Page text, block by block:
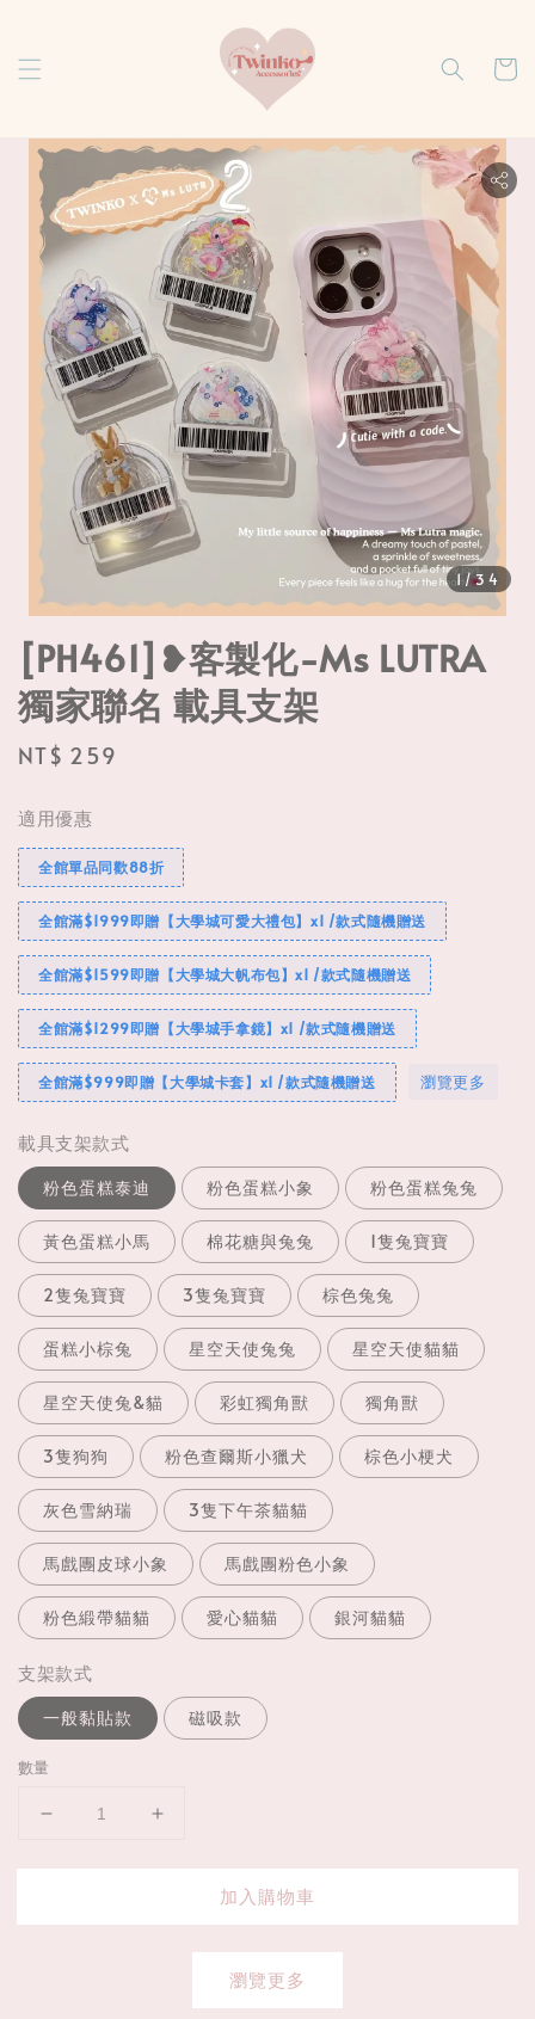
1/34
[PH461]❥客製化-Ms LUTRA
獨家聯名 載具支架
Regular
NT$ 259
適用優惠
全館單品同歡88折
全館滿$1999即贈【大學城可愛大禮包】x1 /款式隨機贈送
全館滿$1599即贈【大學城大帆布包】x1 /款式隨機贈送
全館滿$1299即贈【大學城手拿鏡】x1 /款式隨機贈送
全館滿$999即贈【大學城卡套】x1 /款式隨機贈送 瀏覽更多
載具支架款式
粉色蛋糕泰迪 粉色蛋糕小象 粉色蛋糕兔兔
黃色蛋糕小馬 棉花糖與兔兔 1隻兔寶寶
2隻兔寶寶 3隻兔寶寶 棕色兔兔
蛋糕小棕兔 星空天使兔兔 星空天使貓貓
星空天使兔&貓 彩虹獨角獸 獨角獸
3隻狗狗 粉色查爾斯小獵犬 棕色小梗犬
灰色雪納瑞 3隻下午茶貓貓
馬戲團皮球小象 馬戲團粉色小象
粉色緞帶貓貓 愛心貓貓 銀河貓貓
支架款式
一般黏貼款 磁吸款
數量
加入購物車
瀏覽更多